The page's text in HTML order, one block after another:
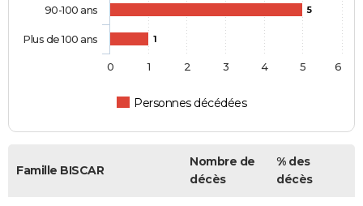
5
1
Personnes décédées
90-100 ans
Plus de 100 ans
0 1 2 3 4 5 6
Famille BISCAR
Nombre de
décès
% des
décès